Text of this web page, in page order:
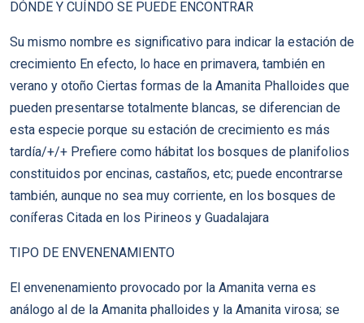
DÓNDE Y CUÍNDO SE PUEDE ENCONTRAR
Su mismo nombre es significativo para indicar la estación de
crecimiento En efecto, lo hace en primavera, también en
verano y otoño Ciertas formas de la Amanita Phalloides que
pueden presentarse totalmente blancas, se diferencian de
esta especie porque su estación de crecimiento es más
tardía/+/+ Prefiere como hábitat los bosques de planifolios
constituidos por encinas, castaños, etc; puede encontrarse
también, aunque no sea muy corriente, en los bosques de
coníferas Citada en los Pirineos y Guadalajara
TIPO DE ENVENENAMIENTO
El envenenamiento provocado por la Amanita verna es
análogo al de la Amanita phalloides y la Amanita virosa; se